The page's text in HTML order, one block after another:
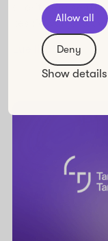
Allow all
Deny
Show details
suoritusprosentti
keskiarvot ja
Lue lisää